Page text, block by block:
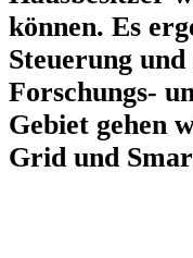
können. Es
Steuerung
Forschungs-
Gebiet gehen
Grid und